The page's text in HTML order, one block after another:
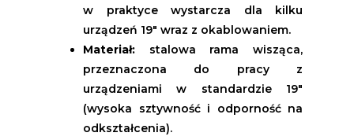
w praktyce wystarcza dla kilku
urządzeń 19" wraz z okablowaniem.
Materiał: stalowa rama wisząca,
przeznaczona do pracy z
urządzeniami w standardzie 19"
(wysoka sztywność i odporność na
odkształcenia).